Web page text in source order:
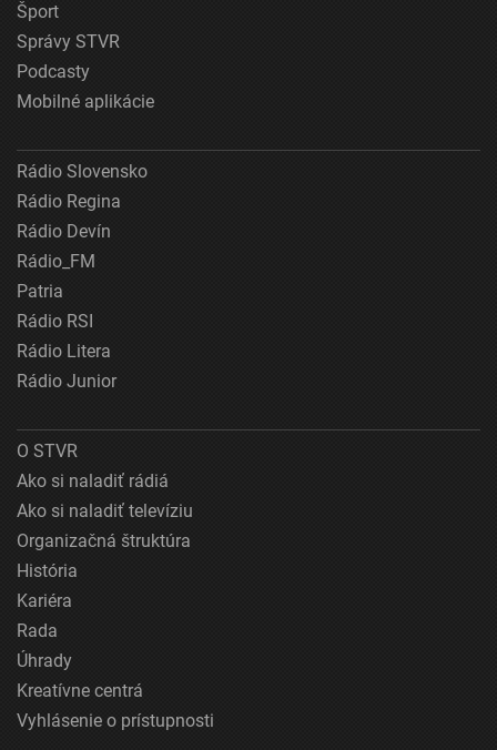
Šport
Správy STVR
Podcasty
Mobilné aplikácie
Rádio Slovensko
Rádio Regina
Rádio Devín
Rádio_FM
Patria
Rádio RSI
Rádio Litera
Rádio Junior
O STVR
Ako si naladiť rádiá
Ako si naladiť televíziu
Organizačná štruktúra
História
Kariéra
Rada
Úhrady
Kreatívne centrá
Vyhlásenie o prístupnosti